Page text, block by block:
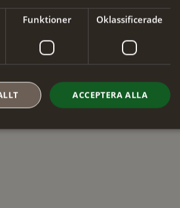
Funktioner Oklassificerade
ACCEPTERA ALLA